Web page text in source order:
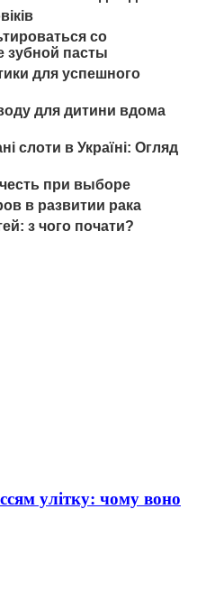
со
зубной пасты
для успешного
для дитини вдома
слоти в Україні: Огляд
при выборе
в развитии рака
з чого почати?
улітку: чому воно